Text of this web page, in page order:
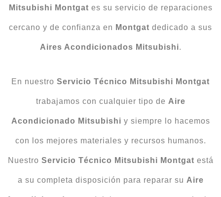
Mitsubishi Montgat es su servicio de reparaciones
cercano y de confianza en Montgat dedicado a sus
Aires Acondicionados Mitsubishi.
En nuestro Servicio Técnico Mitsubishi Montgat
trabajamos con cualquier tipo de Aire
Acondicionado Mitsubishi y siempre lo hacemos
con los mejores materiales y recursos humanos.
Nuestro Servicio Técnico Mitsubishi Montgat está
a su completa disposición para reparar su Aire